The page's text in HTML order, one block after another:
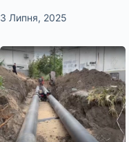
3 Липня, 2025